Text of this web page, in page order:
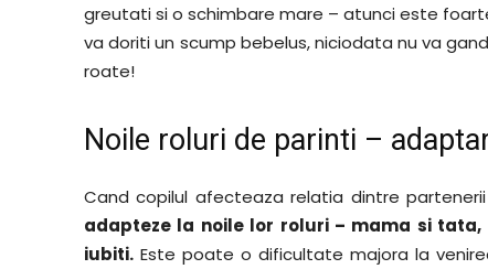
greutati si o schimbare mare – atunci este
va doriti un scump bebelus, niciodata nu va
roate!
Noile roluri de parinti –
Cand copilul afecteaza relatia dintre
adapteze la noile lor roluri – mama si
iubiti. Este poate o dificultate majora la